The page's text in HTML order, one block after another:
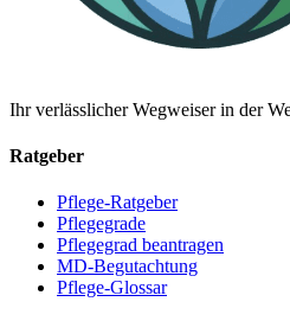
Ihr verlässlicher Wegweiser in der
Ratgeber
Pflege-Ratgeber
Pflegegrade
Pflegegrad beantragen
MD-Begutachtung
Pflege-Glossar